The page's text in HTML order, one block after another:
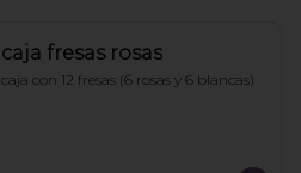
caja fresas rosas
caja con 12 fresas (6 rosas y 6 blancas)